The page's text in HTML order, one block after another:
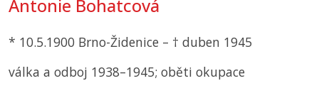
Antonie Bohatcová
* 10.5.1900 Brno-Židenice – † duben 1945
válka a odboj 1938–1945; oběti okupace